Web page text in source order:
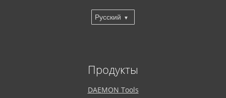
Русский
Продукты
DAEMON Tools